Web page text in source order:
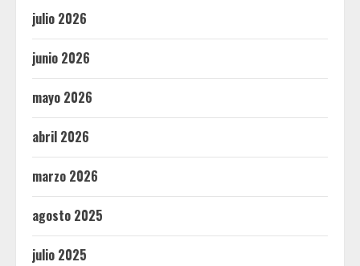
julio 2026
junio 2026
mayo 2026
abril 2026
marzo 2026
agosto 2025
julio 2025